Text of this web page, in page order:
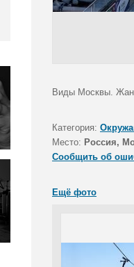
Виды Москвы.
Категория:
Место: Россия,
Сообщить об
Ещё фото